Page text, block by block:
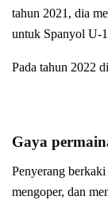
tahun 2021, dia
untuk Spanyol U-
Pada tahun 2022
Gaya
Penyerang
mengoper, dan